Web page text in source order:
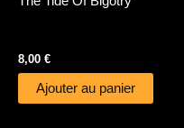
8,00 €
Ajouter au panier